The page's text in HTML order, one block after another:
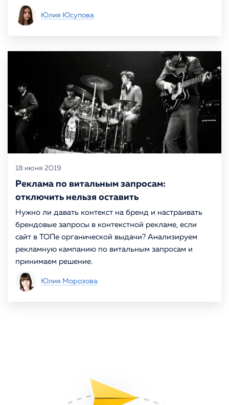
Юлия Юсупова
18 июня 2019
Реклама по витальным запросам:
отключить нельзя оставить
Нужно ли давать контекст на бренд и настраивать
брендовые запросы в контекстной рекламе, если
сайт в ТОПе органической выдачи? Анализируем
рекламную кампанию по витальным запросам и
принимаем решение.
Юлия Морозова